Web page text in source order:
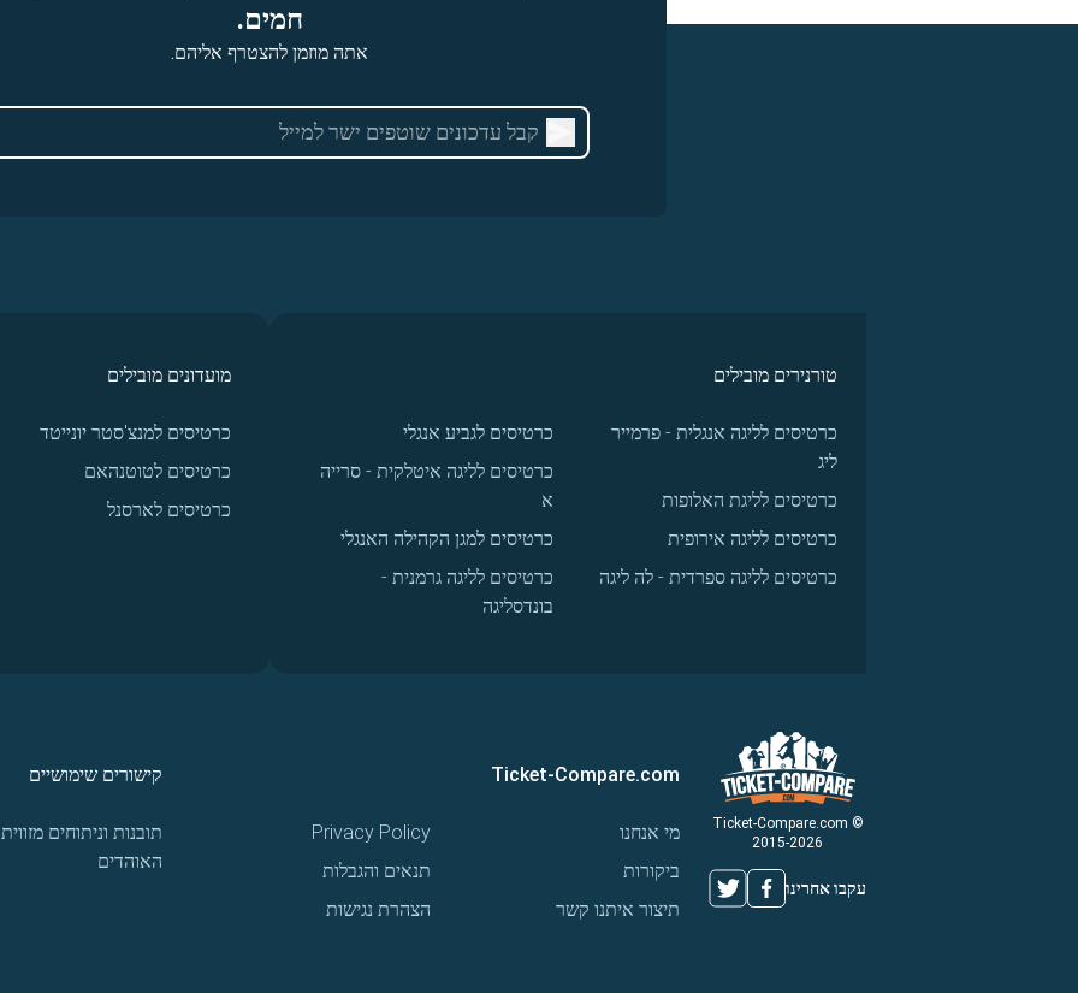
חמים.
אתה מוזמן להצטרף אליהם.
טורנירים מובילים
כרטיסים לליגה אנגלית - פרמייר
ליג
כרטיסים לליגת האלופות
כרטיסים לליגה אירופית
כרטיסים לליגה ספרדית - לה ליגה
כרטיסים לגביע אנגלי
כרטיסים לליגה איטלקית - סרייה
א
כרטיסים למגן הקהילה האנגלי
כרטיסים לליגה גרמנית -
בונדסליגה
מועדונים מובילים
כרטיסים למנצ'סטר יונייטד
כרטיסים לטוטנהאם
כרטיסים לארסנל
© Ticket-Compare.com
2015-2026
עקבו אחרינו
Ticket-Compare.com
מי אנחנו
ביקורות
תיצור איתנו קשר
Privacy Policy
תנאים והגבלות
הצהרת נגישות
קישורים שימושיים
תובנות וניתוחים מזווית
האוהדים